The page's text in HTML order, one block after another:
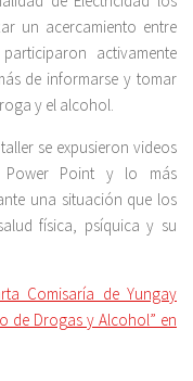
un acercamiento entre
activamente
de informarse y tomar
y el alcohol.
se expusieron videos
Power Point y lo más
una situación que los
física, psíquica y su
Comisaría de Yungay
de Drogas y Alcohol” en